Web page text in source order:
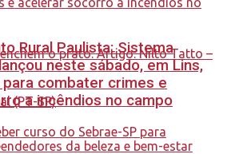
Rural Paulista: Sistema
neste sábado, em Lins,
combater crimes e
a incêndios no campo